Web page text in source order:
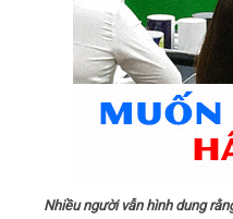
Nhiều người vẫn hình dung